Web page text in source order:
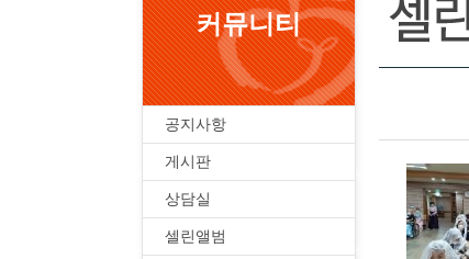
커뮤니티
공지사항
게시판
상담실
셀린앨범